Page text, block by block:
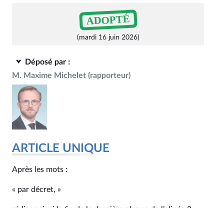
ADOPTÉ
(mardi 16 juin 2026)
Déposé par :
M. Maxime Michelet (rapporteur)
ARTICLE UNIQUE
Après les mots :
« par décret, »